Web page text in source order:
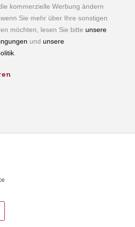
kommerzielle Werbung ändern
Sie mehr über Ihre sonstigen
möchten, lesen Sie bitte unsere
und unsere
.